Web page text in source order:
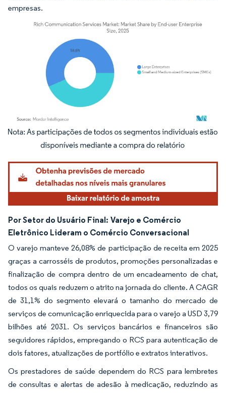
empresas.
Imagem © Mordor Intelligence. O reuso requer atribuição conforme CC BY 4.0.
Por Setor do Usuário Final: Varejo e Comércio
Eletrônico Lideram o Comércio Conversacional
O varejo manteve 26,08% de participação de receita em 2025
graças a carrosséis de produtos, promoções personalizadas e
finalização de compra dentro de um encadeamento de chat,
todos os quais reduzem o atrito na jornada do cliente. A CAGR
de 31,1% do segmento elevará o tamanho do mercado de
serviços de comunicação enriquecida para o varejo a USD 3,79
bilhões até 2031. Os serviços bancários e financeiros são
seguidores rápidos, empregando o RCS para autenticação de
dois fatores, atualizações de portfólio e extratos interativos.
Os prestadores de saúde dependem do RCS para lembretes
de consultas e alertas de adesão à medicação, reduzindo as